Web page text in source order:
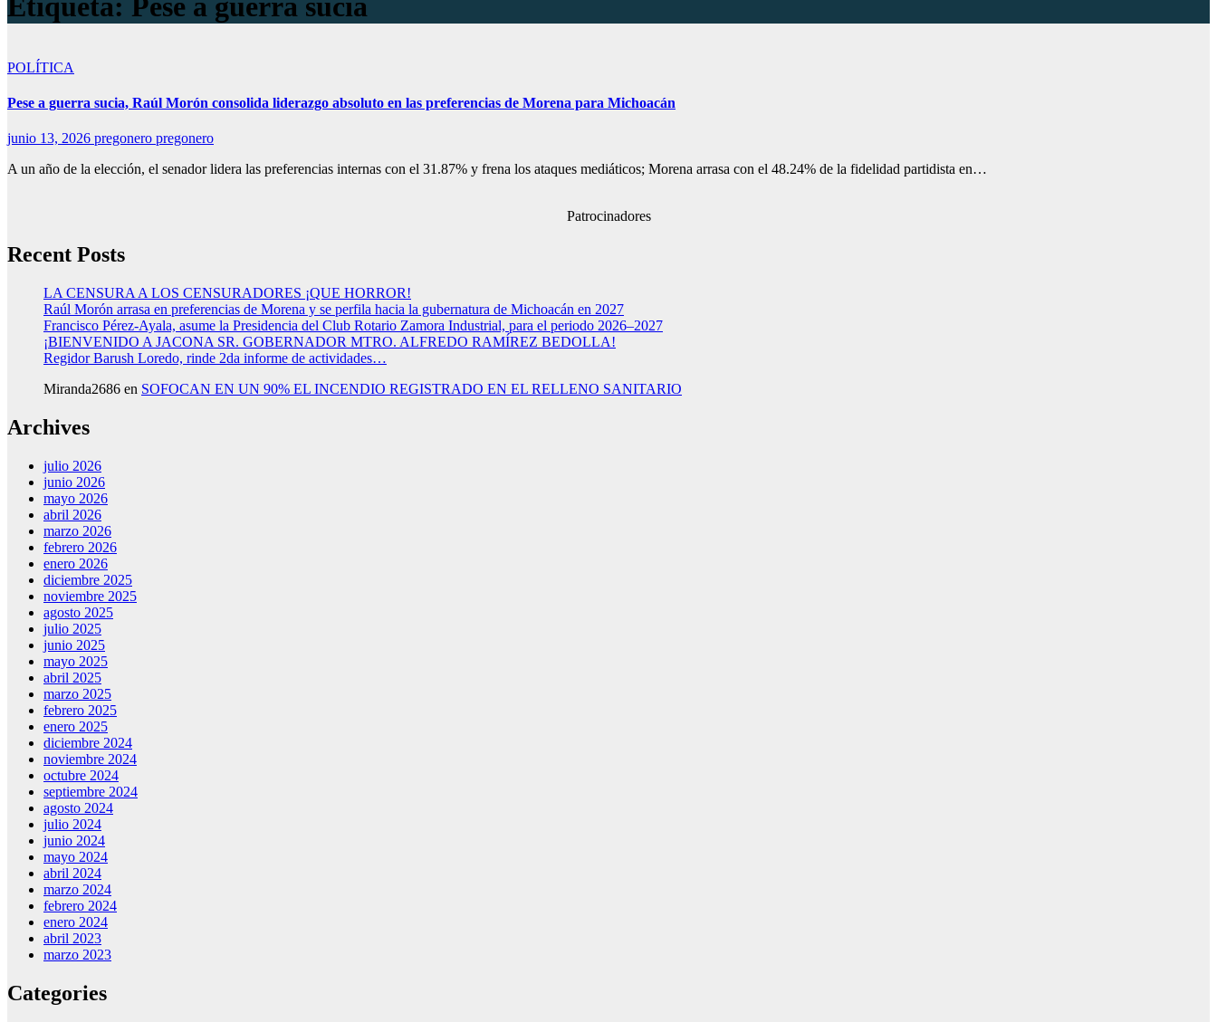
Etiqueta: Pese a guerra sucia
POLÍTICA
Pese a guerra sucia, Raúl Morón consolida liderazgo absoluto en las preferencias de Morena para Michoacán
junio 13, 2026 pregonero pregonero
A un año de la elección, el senador lidera las preferencias internas con el 31.87% y frena los ataques mediáticos; Morena arrasa con el 48.24% de la fidelidad partidista en…
Patrocinadores
Recent Posts
LA CENSURA A LOS CENSURADORES ¡QUE HORROR!
Raúl Morón arrasa en preferencias de Morena y se perfila hacia la gubernatura de Michoacán en 2027
Francisco Pérez-Ayala, asume la Presidencia del Club Rotario Zamora Industrial, para el periodo 2026–2027
¡BIENVENIDO A JACONA SR. GOBERNADOR MTRO. ALFREDO RAMÍREZ BEDOLLA!
Regidor Barush Loredo, rinde 2da informe de actividades…
Miranda2686 en SOFOCAN EN UN 90% EL INCENDIO REGISTRADO EN EL RELLENO SANITARIO
Archives
julio 2026
junio 2026
mayo 2026
abril 2026
marzo 2026
febrero 2026
enero 2026
diciembre 2025
noviembre 2025
agosto 2025
julio 2025
junio 2025
mayo 2025
abril 2025
marzo 2025
febrero 2025
enero 2025
diciembre 2024
noviembre 2024
octubre 2024
septiembre 2024
agosto 2024
julio 2024
junio 2024
mayo 2024
abril 2024
marzo 2024
febrero 2024
enero 2024
abril 2023
marzo 2023
Categories